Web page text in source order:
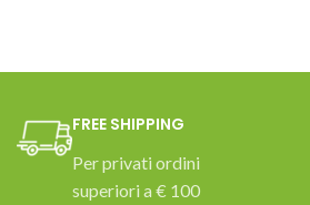
FREE SHIPPING
Per privati ordini
superiori a € 100